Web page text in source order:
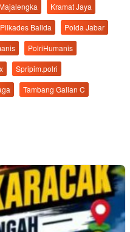
Kramat Jaya
Pilkades Balida
Polda Jabar
PolriHumanis
Spripim.polri
Tambang Galian C